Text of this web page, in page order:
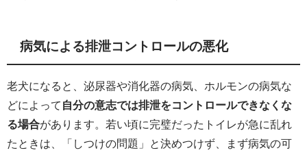
病気による排泄コントロールの悪化
老犬になると、泌尿器や消化器の病気、ホルモンの病気な
どによって 自分の意志では排泄をコントロールできなくな
る場合があります。若い頃に完璧だったトイレが急に乱れ
たときは、「しつけの問題」と決めつけず、まず病気の可